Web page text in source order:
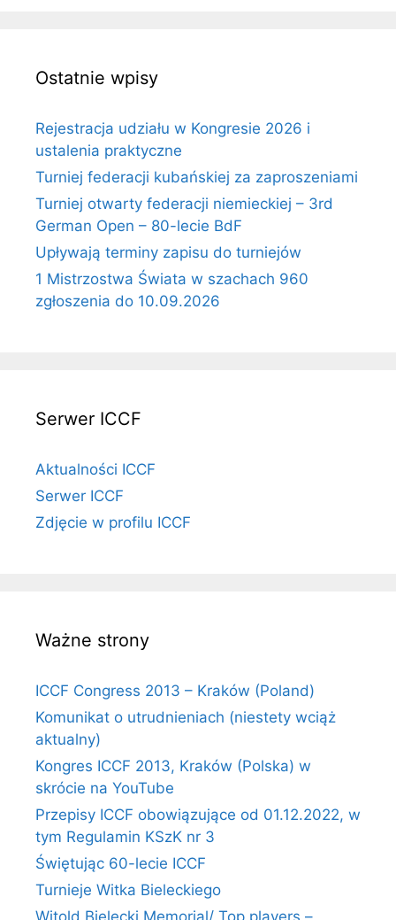
Ostatnie wpisy
Rejestracja udziału w Kongresie 2026 i
ustalenia praktyczne
Turniej federacji kubańskiej za zaproszeniami
Turniej otwarty federacji niemieckiej – 3rd
German Open – 80-lecie BdF
Upływają terminy zapisu do turniejów
1 Mistrzostwa Świata w szachach 960
zgłoszenia do 10.09.2026
Serwer ICCF
Aktualności ICCF
Serwer ICCF
Zdjęcie w profilu ICCF
Ważne strony
ICCF Congress 2013 – Kraków (Poland)
Komunikat o utrudnieniach (niestety wciąż
aktualny)
Kongres ICCF 2013, Kraków (Polska) w
skrócie na YouTube
Przepisy ICCF obowiązujące od 01.12.2022, w
tym Regulamin KSzK nr 3
Świętując 60-lecie ICCF
Turnieje Witka Bieleckiego
Witold Bielecki Memorial/ Top players –